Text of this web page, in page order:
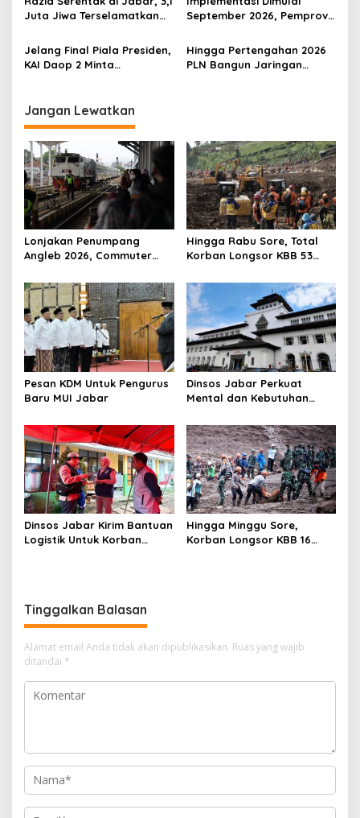
Juta Jiwa Terselamatkan
September 2026, Pemprov
Rumah Tepat Sasaran
Jelang Final Piala Presiden,
KAI Daop 2 Minta
Hingga Pertengahan 2026
PLN Bangun Jaringan
Jangan Lewatkan
Lonjakan Penumpang
Angleb 2026, Commuter
Tertinggi Sepanjang
Sejarah
Hingga Rabu Sore, Total
Korban Longsor KBB 53
Meninggal Dunia
Pesan KDM Untuk Pengurus
Baru MUI Jabar
​Dinsos Jabar Perkuat
Mental dan Kebutuhan
Longsor KBB
Dinsos Jabar Kirim Bantuan
Logistik Untuk Korban
Hingga Minggu Sore,
Korban Longsor KBB 16
Tinggalkan Balasan
Alamat email Anda tidak akan dipublikasikan. Ruas yang wajib
ditandai *